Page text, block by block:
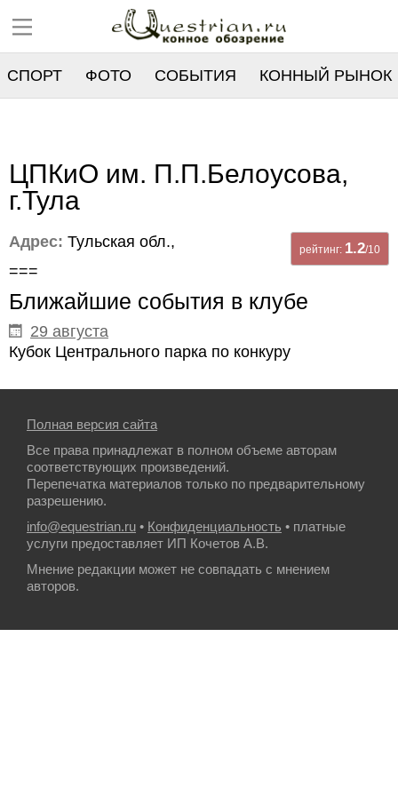
СПОРТ ФОТО СОБЫТИЯ КОННЫЙ РЫНОК
ЦПКиО им. П.П.Белоусова,
г.Тула
рейтинг: 1.2/10
Адрес: Тульская обл.,
===
Ближайшие события в клубе
29 августа
Кубок Центрального парка по конкуру
Полная версия сайта
Все права принадлежат в полном объеме авторам
соответствующих произведений.
Перепечатка материалов только по предварительному
разрешению.
info@equestrian.ru • Конфиденциальность • платные
услуги предоставляет ИП Кочетов А.В.
Мнение редакции может не совпадать с мнением
авторов.